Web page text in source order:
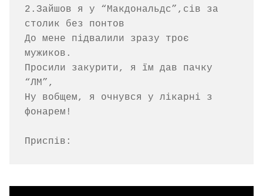
2.Зайшов я у “Макдональдс”,сів за
столик без понтов
До мене підвалили зразу троє
мужиков.
Просили закурити, я їм дав пачку
“ЛМ”,
Ну вобщем, я очнувся у лікарні з
фонарем!
Приспів: